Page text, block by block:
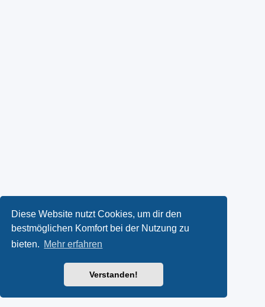
Diese Website nutzt Cookies, um dir den
bestmöglichen Komfort bei der Nutzung zu
bieten. Mehr erfahren
Verstanden!